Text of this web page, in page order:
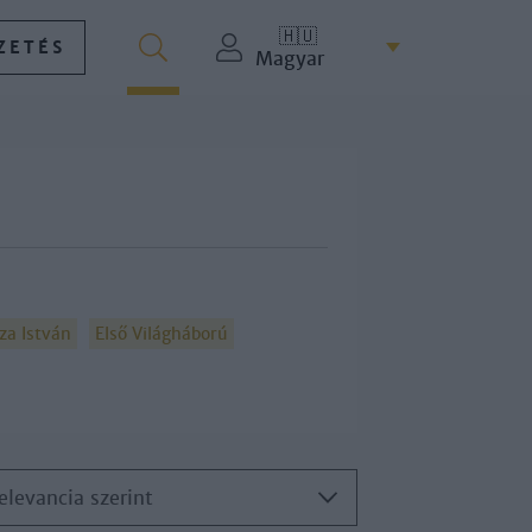
🇭🇺
Magyar
István
Első Világháború
szerint